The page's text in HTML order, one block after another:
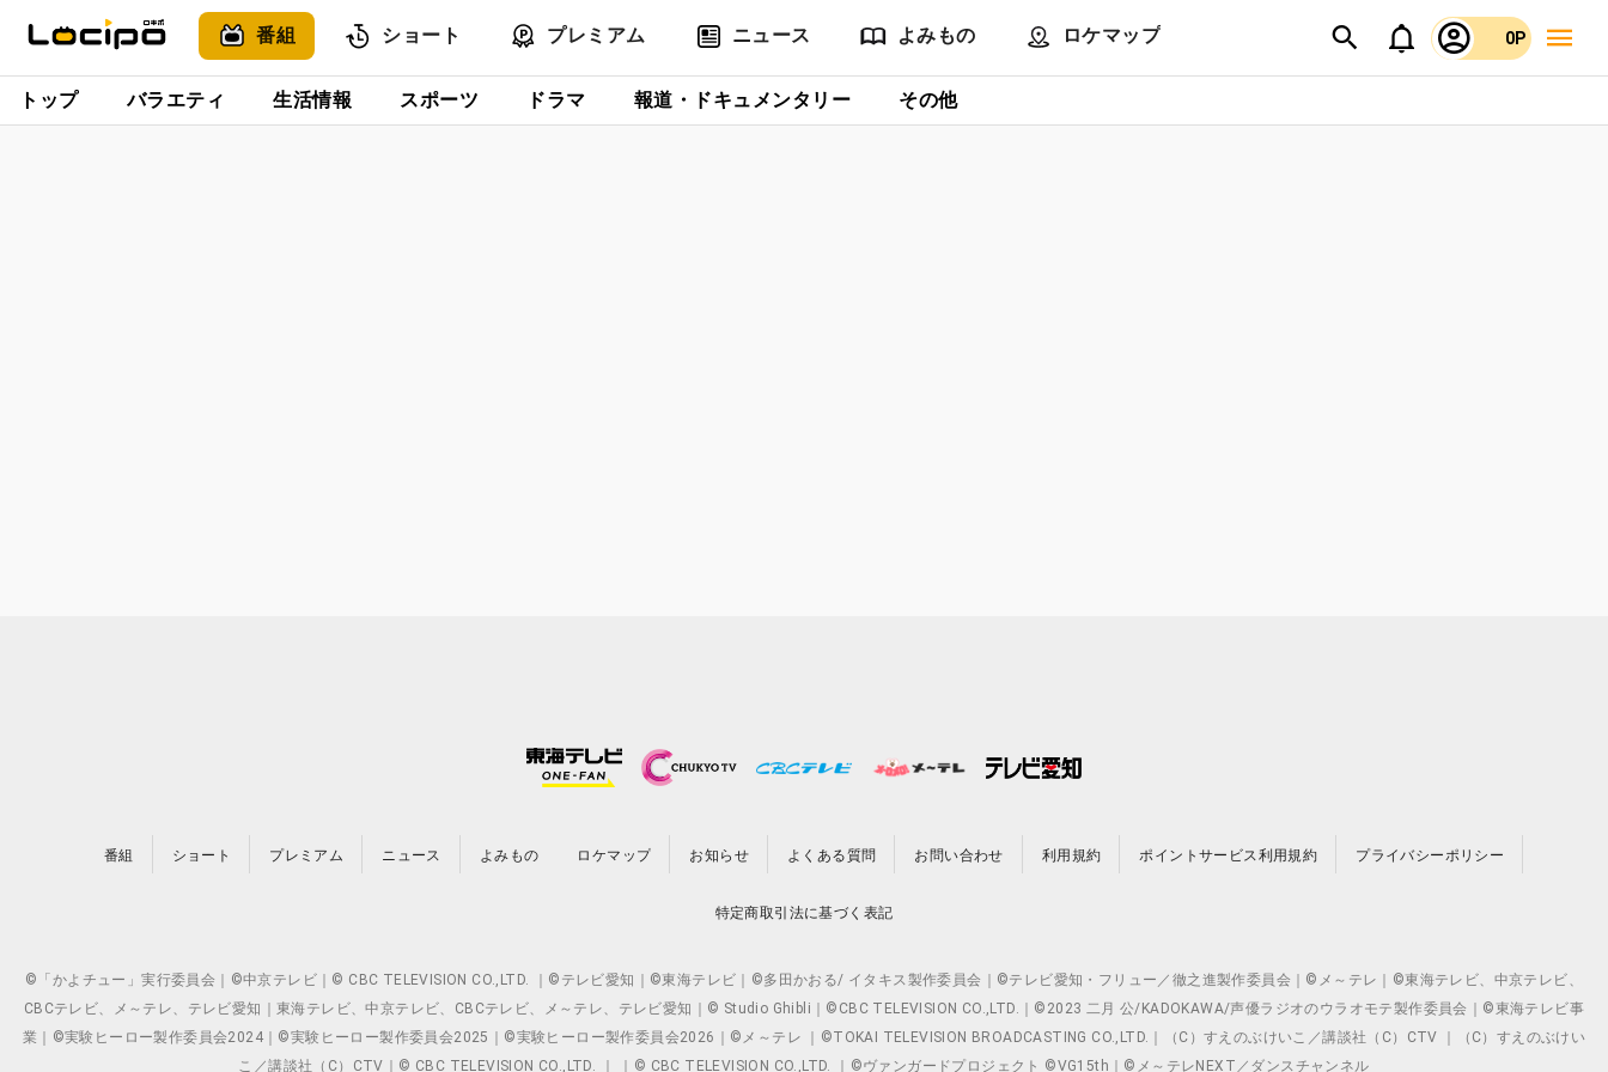
番組 ショート プレミアム ニュース よみもの ロケマップ 0P
トップ バラエティ 生活情報 スポーツ ドラマ 報道・ドキュメンタリー その他
番組 ショート プレミアム ニュース よみもの ロケマップ お知らせ よくある質問 お問い合わせ 利用規約 ポイントサービス利用規約 プライバシーポリシー
特定商取引法に基づく表記
©「かよチュー」実行委員会｜©中京テレビ｜© CBC TELEVISION CO.,LTD. ｜©テレビ愛知｜©東海テレビ｜©多田かおる/ イタキス製作委員会｜©テレビ愛知・フリュー／徹之進製作委員会｜©メ～テレ｜©東海テレビ、中京テレビ、
CBCテレビ、メ～テレ、テレビ愛知｜東海テレビ、中京テレビ、CBCテレビ、メ～テレ、テレビ愛知｜© Studio Ghibli｜©CBC TELEVISION CO.,LTD.｜©2023 二月 公/KADOKAWA/声優ラジオのウラオモテ製作委員会｜©東海テレビ事
業｜©実験ヒーロー製作委員会2024｜©実験ヒーロー製作委員会2025｜©実験ヒーロー製作委員会2026｜©メ～テレ ｜©TOKAI TELEVISION BROADCASTING CO.,LTD.｜（C）すえのぶけいこ／講談社（C）CTV ｜（C）すえのぶけい
こ／講談社（C）CTV｜© CBC TELEVISION CO.,LTD. ｜ ｜© CBC TELEVISION CO.,LTD. ｜©ヴァンガードプロジェクト ©VG15th｜©メ～テレNEXT／ダンスチャンネル